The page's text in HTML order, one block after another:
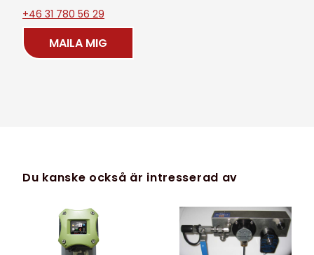
+46 31 780 56 29
MAILA MIG
Du kanske också är intresserad av